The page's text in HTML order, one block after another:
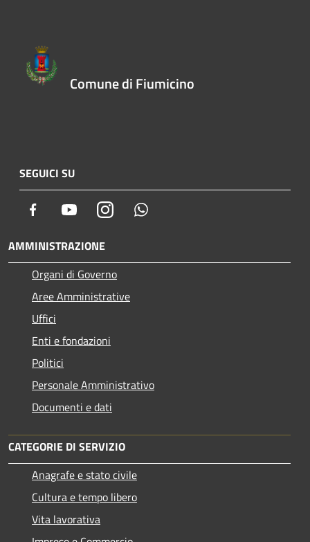
Comune di Fiumicino
SEGUICI SU
Facebook YoutubeInstagram
AMMINISTRAZIONE
Organi di Governo
Aree Amministrative
Uffici
Enti e fondazioni
Politici
Personale Amministrativo
Documenti e dati
CATEGORIE DI SERVIZIO
Anagrafe e stato civile
Cultura e tempo libero
Vita lavorativa